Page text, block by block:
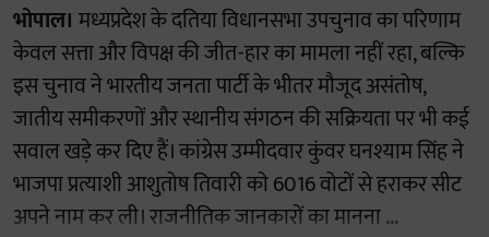
भोपाल। मध्यप्रदेश के दतिया विधानसभा उपचुनाव का परिणाम
केवल सत्ता और विपक्ष की जीत-हार का मामला नहीं रहा, बल्कि
इस चुनाव ने भारतीय जनता पार्टी के भीतर मौजूद असंतोष,
जातीय समीकरणों और स्थानीय संगठन की सक्रियता पर भी कई
सवाल खड़े कर दिए हैं। कांग्रेस उम्मीदवार कुंवर घनश्याम सिंह ने
भाजपा प्रत्याशी आशुतोष तिवारी को 6016 वोटों से हराकर सीट
अपने नाम कर ली। राजनीतिक जानकारों का मानना ...